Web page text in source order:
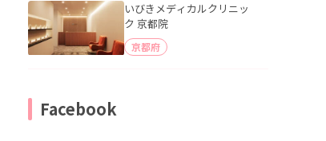
いびきメディカルクリニッ
ク 京都院
京都府
Facebook